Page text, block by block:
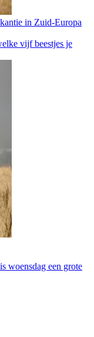
in Zuid-Europa
vijf beestjes je
woensdag een grote